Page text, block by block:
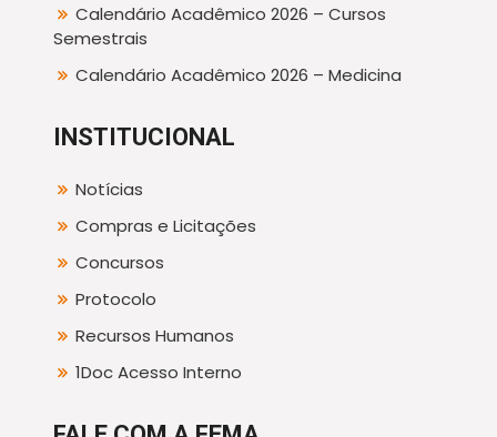
Calendário Acadêmico 2026 – Cursos
Semestrais
Calendário Acadêmico 2026 – Medicina
INSTITUCIONAL
Notícias
Compras e Licitações
Concursos
Protocolo
Recursos Humanos
1Doc Acesso Interno